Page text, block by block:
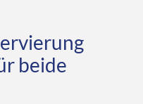
beide